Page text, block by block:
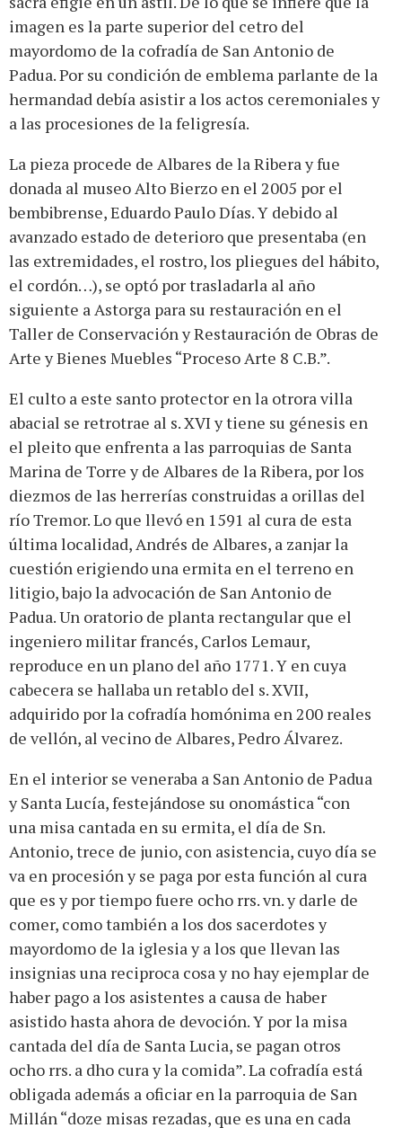
imagen es la parte superior del cetro del
mayordomo de la cofradía de San Antonio de
Padua. Por su condición de emblema parlante de la
hermandad debía asistir a los actos ceremoniales y
a las procesiones de la feligresía.
La pieza procede de Albares de la Ribera y fue
donada al museo Alto Bierzo en el 2005 por el
bembibrense, Eduardo Paulo Días. Y debido al
avanzado estado de deterioro que presentaba (en
las extremidades, el rostro, los pliegues del hábito,
el cordón…), se optó por trasladarla al año
siguiente a Astorga para su restauración en el
Taller de Conservación y Restauración de Obras de
Arte y Bienes Muebles “Proceso Arte 8 C.B.”.
El culto a este santo protector en la otrora villa
abacial se retrotrae al s. XVI y tiene su génesis en
el pleito que enfrenta a las parroquias de Santa
Marina de Torre y de Albares de la Ribera, por los
diezmos de las herrerías construidas a orillas del
río Tremor. Lo que llevó en 1591 al cura de esta
última localidad, Andrés de Albares, a zanjar la
cuestión erigiendo una ermita en el terreno en
litigio, bajo la advocación de San Antonio de
Padua. Un oratorio de planta rectangular que el
ingeniero militar francés, Carlos Lemaur,
reproduce en un plano del año 1771. Y en cuya
cabecera se hallaba un retablo del s. XVII,
adquirido por la cofradía homónima en 200 reales
de vellón, al vecino de Albares, Pedro Álvarez.
En el interior se veneraba a San Antonio de Padua
y Santa Lucía, festejándose su onomástica “con
una misa cantada en su ermita, el día de Sn.
Antonio, trece de junio, con asistencia, cuyo día se
va en procesión y se paga por esta función al cura
que es y por tiempo fuere ocho rrs. vn. y darle de
comer, como también a los dos sacerdotes y
mayordomo de la iglesia y a los que llevan las
insignias una reciproca cosa y no hay ejemplar de
haber pago a los asistentes a causa de haber
asistido hasta ahora de devoción. Y por la misa
cantada del día de Santa Lucia, se pagan otros
ocho rrs. a dho cura y la comida”. La cofradía está
obligada además a oficiar en la parroquia de San
Millán “doze misas rezadas, que es una en cada